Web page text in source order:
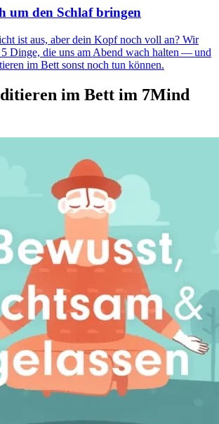
um den Schlaf bringen
ist aus, aber dein Kopf noch voll an? Wir
5 Dinge, die uns am Abend wach halten — und
im Bett sonst noch tun können.
im Bett im 7Mind